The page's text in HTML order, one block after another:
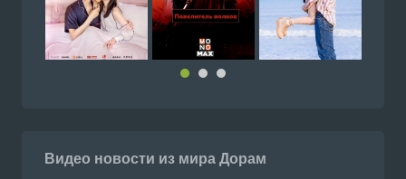
Видео новости из мира Дорам